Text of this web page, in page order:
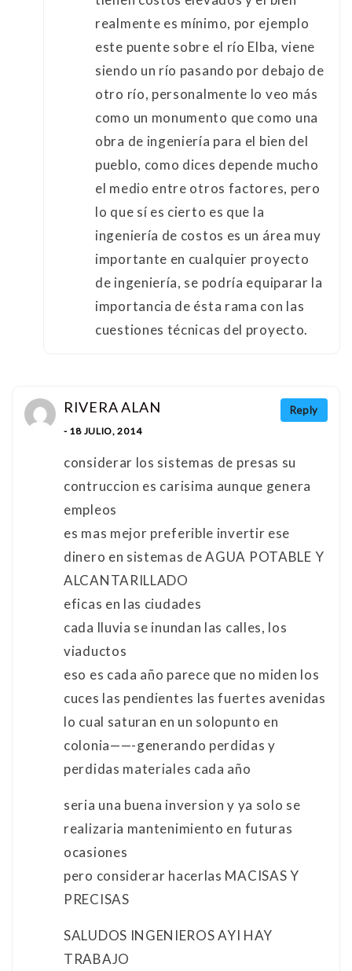
realmente es mínimo, por ejemplo
este puente sobre el río Elba, viene
siendo un río pasando por debajo de
otro río, personalmente lo veo más
como un monumento que como una
obra de ingeniería para el bien del
pueblo, como dices depende mucho
el medio entre otros factores, pero
lo que sí es cierto es que la
ingeniería de costos es un área muy
importante en cualquier proyecto
de ingeniería, se podría equiparar la
importancia de ésta rama con las
cuestiones técnicas del proyecto.
Reply
RIVERA ALAN
- 18 JULIO, 2014
considerar los sistemas de presas su
contruccion es carisima aunque genera
empleos
es mas mejor preferible invertir ese
dinero en sistemas de AGUA POTABLE Y
ALCANTARILLADO
eficas en las ciudades
cada lluvia se inundan las calles, los
viaductos
eso es cada año parece que no miden los
cuces las pendientes las fuertes avenidas
lo cual saturan en un solopunto en
colonia——-generando perdidas y
perdidas materiales cada año
seria una buena inversion y ya solo se
realizaria mantenimiento en futuras
ocasiones
pero considerar hacerlas MACISAS Y
PRECISAS
SALUDOS INGENIEROS AYI HAY
TRABAJO